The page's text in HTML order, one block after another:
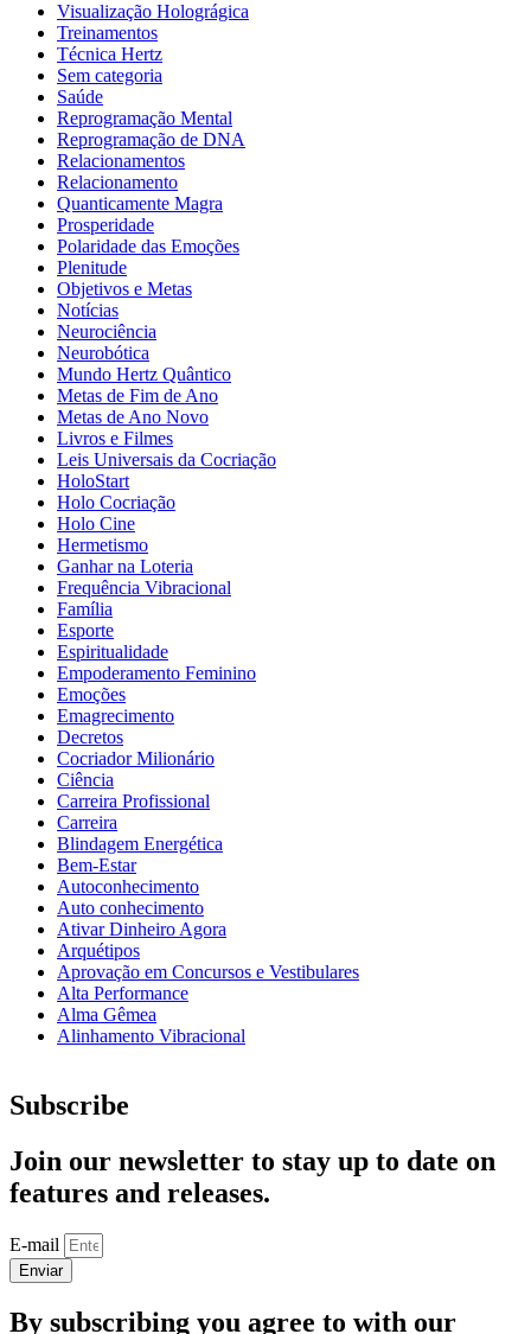
Visualização Holográgica
Treinamentos
Técnica Hertz
Sem categoria
Saúde
Reprogramação Mental
Reprogramação de DNA
Relacionamentos
Relacionamento
Quanticamente Magra
Prosperidade
Polaridade das Emoções
Plenitude
Objetivos e Metas
Notícias
Neurociência
Neurobótica
Mundo Hertz Quântico
Metas de Fim de Ano
Metas de Ano Novo
Livros e Filmes
Leis Universais da Cocriação
HoloStart
Holo Cocriação
Holo Cine
Hermetismo
Ganhar na Loteria
Frequência Vibracional
Família
Esporte
Espiritualidade
Empoderamento Feminino
Emoções
Emagrecimento
Decretos
Cocriador Milionário
Ciência
Carreira Profissional
Carreira
Blindagem Energética
Bem-Estar
Autoconhecimento
Auto conhecimento
Ativar Dinheiro Agora
Arquétipos
Aprovação em Concursos e Vestibulares
Alta Performance
Alma Gêmea
Alinhamento Vibracional
Subscribe
Join our newsletter to stay up to date on
features and releases.
E-mail
Enviar
By subscribing you agree to with our